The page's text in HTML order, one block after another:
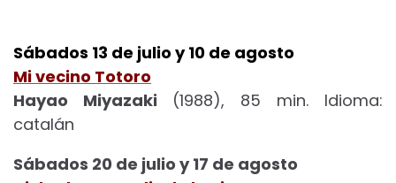
Sábados 13 de julio y 10 de agosto
Mi vecino Totoro
Hayao Miyazaki (1988), 85 min. Idioma:
catalán
Sábados 20 de julio y 17 de agosto